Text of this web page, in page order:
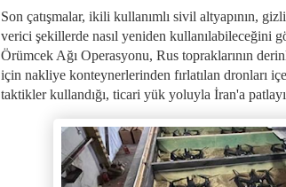
Son çatışmalar, ikili kullanımlı sivil altyapının,
verici şekillerde nasıl yeniden kullanılabileceğini
Örümcek Ağı Operasyonu, Rus topraklarının
için nakliye konteynerlerinden fırlatılan dronları
taktikler kullandığı, ticari yük yoluyla İran'a